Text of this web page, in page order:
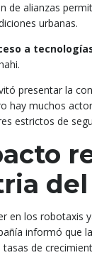
de alianzas
urbanas.
a
presentar la
hay muchos
estrictos de
en los robotaxis
informó que
de